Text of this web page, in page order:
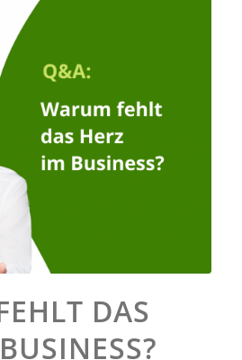
DAS